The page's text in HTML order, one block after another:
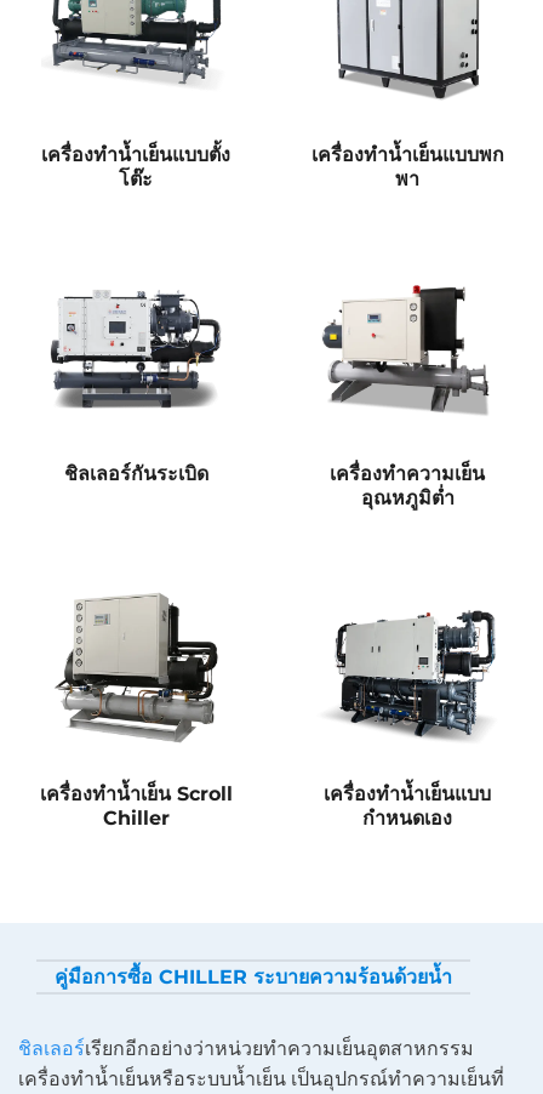
เครื่องทำน้ำเย็นแบบตั้ง
โต๊ะ
เครื่องทำน้ำเย็นแบบพก
พา
ชิลเลอร์กันระเบิด
เครื่องทำความเย็น
อุณหภูมิต่ำ
เครื่องทำน้ำเย็น Scroll
Chiller
เครื่องทำน้ำเย็นแบบ
กำหนดเอง
คู่มือการซื้อ CHILLER ระบายความร้อนด้วยน้ำ
ชิลเลอร์เรียกอีกอย่างว่าหน่วยทำความเย็นอุตสาหกรรม
เครื่องทำน้ำเย็นหรือระบบน้ำเย็น เป็นอุปกรณ์ทำความเย็นที่